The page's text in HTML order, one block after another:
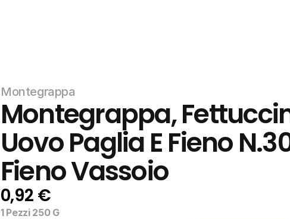
Montegrappa
Montegrappa,
Uovo Paglia E Fieno
Fieno Vassoio
0,92 €
1 Pezzi 250 G